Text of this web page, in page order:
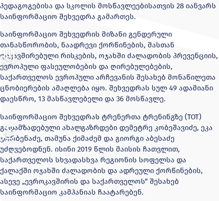
პედაგოგებისა და სკოლის მოსწავლეებისათვის 28 იანვარს
საინფორმაციო შეხვედრა გამართეს.
საინფორმაციო შეხვედრის მიზანი გენდერული
თანასწორობის, ნაადრევი ქორწინების, მასთან
დაკავშირებული რისკების, ოჯახში ძალადობის პრევენციის,
ევროპული ფასეულობების და ღირებულებების,
საქართველოს ევროპული არჩევანის შესახებ მონაწილეთა
ცნობიერების ამაღლება იყო. შეხვედრას სულ 49 ადამიანი
დაესწრო, 13 მასწავლებელი და 36 მოსწავლე.
საინფორმაციო შეხვედრას ტრენერთა ტრენინგზე (TOT)
გადამზადებული ახალგაზრდები დემეტრე კობეშავიძე, ეკა
ჯორბენაძე, თამუნა ქიმაძემ და გიორგი აბესაძე
უძღვებოდნენ. ისინი 2019 წლის მაისის ჩათვლით,
საქართველოს სხვადასხვა რეგიონის სოფელსა და
ქალაქში ოჯახში ძალადობის და ადრეული ქორწინების,
ასევე „ევროკავშირის და საქართველოს“ შესახებ
საინფორმაციო კამპანიას ჩაატარებენ.